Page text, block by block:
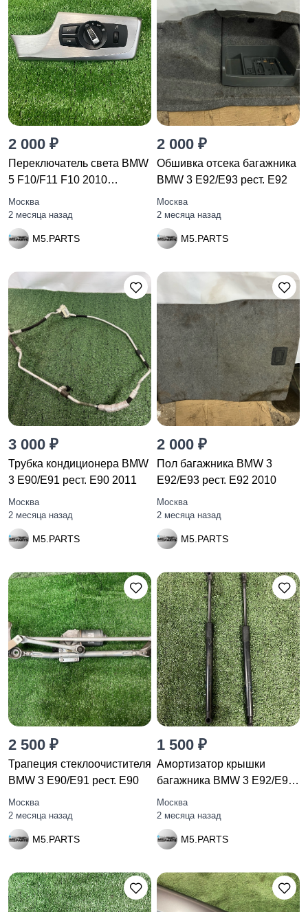
2 000 ₽
Переключатель света BMW
5 F10/F11 F10 2010
9192744
Москва
2 месяца назад
M5.PARTS
2 000 ₽
Обшивка отсека багажника
BMW 3 E92/E93 рест. E92
Москва
2 месяца назад
M5.PARTS
3 000 ₽
Трубка кондиционера BMW
3 E90/E91 рест. E90 2011
Москва
2 месяца назад
M5.PARTS
2 000 ₽
Пол багажника BMW 3
E92/E93 рест. E92 2010
Москва
2 месяца назад
M5.PARTS
2 500 ₽
Трапеция стеклоочистителя
BMW 3 E90/E91 рест. E90
Москва
2 месяца назад
M5.PARTS
1 500 ₽
Амортизатор крышки
багажника BMW 3 E92/E93
рест.
Москва
2 месяца назад
M5.PARTS